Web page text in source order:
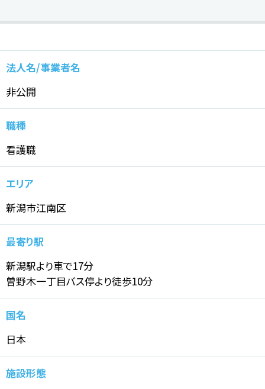
法人名/事業者名
非公開
職種
看護職
エリア
新潟市江南区
最寄り駅
新潟駅より車で17分
曽野木一丁目バス停より徒歩10分
国名
日本
施設形態